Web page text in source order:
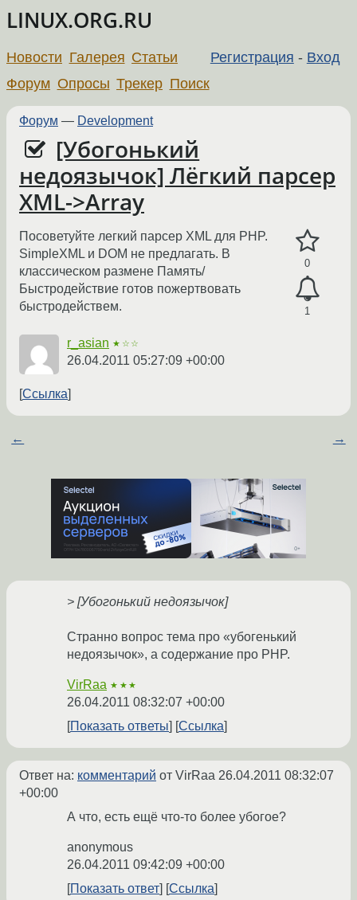
LINUX.ORG.RU
Регистрация - Вход
Новости Галерея Статьи
Форум Опросы Трекер Поиск
Форум — Development
[Убогонький
недоязычок] Лёгкий парсер
XML->Array
0
1
Посоветуйте легкий парсер XML для PHP.
SimpleXML и DOM не предлагать. В
классическом размене Память/
Быстродействие готов пожертвовать
быстродействем.
r_asian ★☆☆
26.04.2011 05:27:09 +00:00
Ссылка
← →
> [Убогонький недоязычок]
Странно вопрос тема про «убогенький
недоязычок», а содержание про PHP.
VirRaa ★★★
26.04.2011 08:32:07 +00:00
Показать ответы
Ссылка
Ответ на: комментарий от VirRaa 26.04.2011 08:32:07
+00:00
А что, есть ещё что-то более убогое?
anonymous
26.04.2011 09:42:09 +00:00
Показать ответ
Ссылка